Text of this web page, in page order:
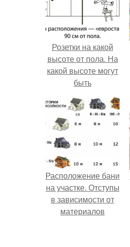
Розетки на какой
высоте от пола. На
какой высоте могут
быть
Расположение бани
на участке. Отступы
в зависимости от
материалов